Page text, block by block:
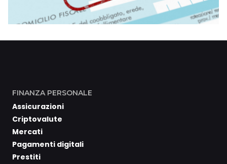
FINANZA PERSONALE
Assicurazioni
Criptovalute
Mercati
Pagamenti digitali
Prestiti